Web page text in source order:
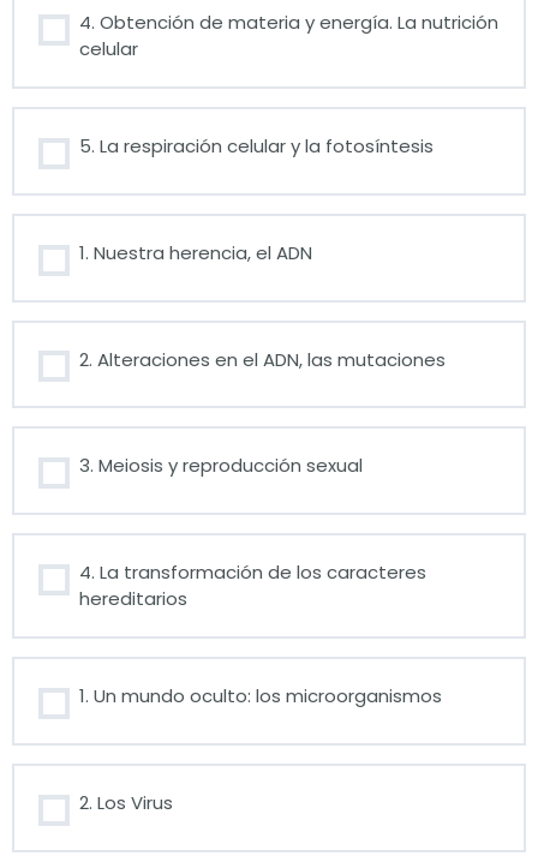
4. Obtención de materia y energía. La nutrición
celular
5. La respiración celular y la fotosíntesis
1. Nuestra herencia, el ADN
2. Alteraciones en el ADN, las mutaciones
3. Meiosis y reproducción sexual
4. La transformación de los caracteres
hereditarios
1. Un mundo oculto: los microorganismos
2. Los Virus